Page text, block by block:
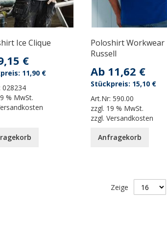
Ice Clique
€
028234
% MwSt.
11,90 €
Poloshirt Workwear
Russell
Ab 11,62 €
Art.Nr:590.00
zzgl. 19 % MwSt.
zzgl.Versandkosten
15,10 €
Anfragekorb
Zeige